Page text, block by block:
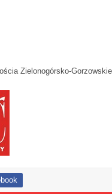
Zielonogórsko-